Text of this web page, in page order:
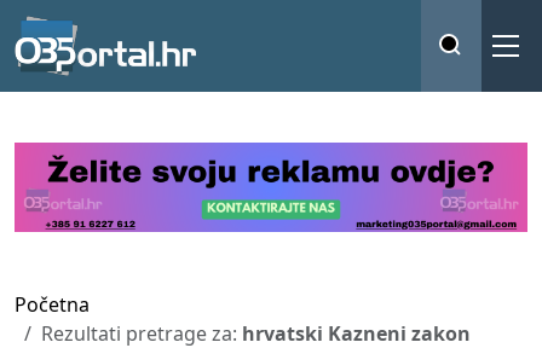
Početna
Rezultati pretrage za: hrvatski Kazneni zakon